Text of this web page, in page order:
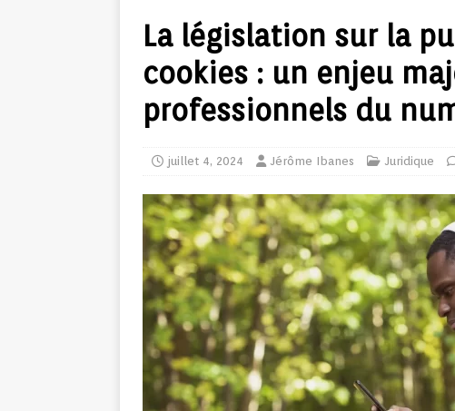
La législation sur la
cookies : un enjeu
professionnels du
juillet 4, 2024 Jérôme Ibanes Juridique